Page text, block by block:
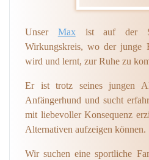
Unser Maxist auf der
Wirkungskreis, wo der junge
wird und lernt, zur Ruhe zu
Er ist trotz seines jungen
Anfängerhund und sucht
mit liebevoller Konsequenz
Alternativen aufzeigen können.
Wir suchen eine sportliche